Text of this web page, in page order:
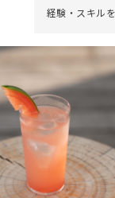
経験・スキル